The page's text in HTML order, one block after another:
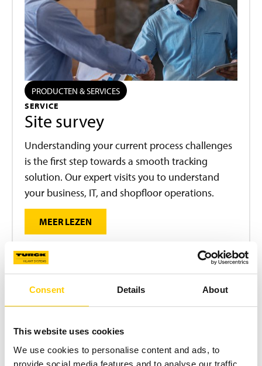
Consent Details About
This website uses cookies
We use cookies to personalise content and ads, to
provide social media features and to analyse our traffic.
PRODUCTEN & SERVICES
SERVICE
Site survey
Understanding your current process challenges
is the first step towards a smooth tracking
solution. Our expert visits you to understand
your business, IT, and shopfloor operations.
MEER LEZEN